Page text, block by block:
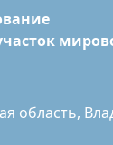
область,